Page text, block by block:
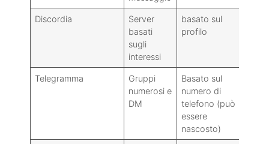
Discordia
Server
basati
sugli
interessi
basato sul
profilo
Telegramma
Gruppi
numerosi e
DM
Basato sul
numero di
telefono (può
essere
nascosto)